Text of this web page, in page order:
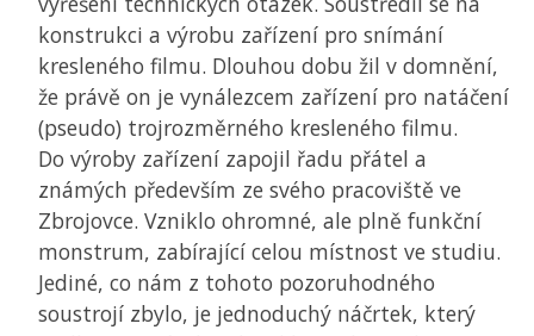
konstrukci a výrobu zařízení pro snímání
kresleného filmu. Dlouhou dobu žil v domnění,
že právě on je vynálezcem zařízení pro natáčení
(pseudo) trojrozměrného kresleného filmu.
Do výroby zařízení zapojil řadu přátel a
známých především ze svého pracoviště ve
Zbrojovce. Vzniklo ohromné, ale plně funkční
monstrum, zabírající celou místnost ve studiu.
Jediné, co nám z tohoto pozoruhodného
soustrojí zbylo, je jednoduchý náčrtek, který